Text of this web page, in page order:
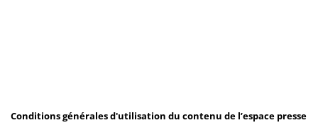
Conditions générales d'utilisation du contenu de l’espace presse